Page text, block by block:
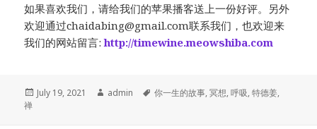
如果喜欢我们，请给我们的苹果播客送上一份好评。另外
欢迎通过chaidabing@gmail.com联系我们，也欢迎来
我们的网站留言:http://timewine.meowshiba.com
Posted
July 19, 2021 Author
admin Tags
你一生的故事,冥想,呼吸,特德姜,
禅